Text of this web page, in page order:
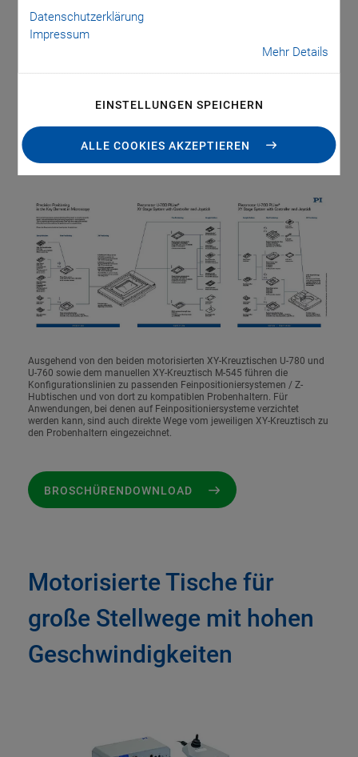
Datenschutzerklärung
Impressum
Mehr Details
EINSTELLUNGEN SPEICHERN
ALLE COOKIES AKZEPTIEREN
Anforderungen zu erfüllen, besteht darin, XY-Kreuztische mit
Feinstpositioniertischen zu kombinieren. Um dies für
möglichst viele Mikroskopstative unterschiedlicher Hersteller
zu ermöglichen, hat PI ein umfangreiches Produktprogramm
Probenhaltern umfasst. Wie die einzelnen Subsysteme
kombiniert werden können, zeigt die neue Systemübersicht
„Microscope Stage Configurator“.
Ausgehend von den beiden motorisierten XY-Kreuztischen U-780 und
U-760 sowie dem manuellen XY-Kreuztisch M-545 führen die
Konfigurationslinien zu passenden Feinpositioniersystemen / Z-
Hubtischen und von dort zu kompatiblen Probenhaltern. Für
Anwendungen, bei denen auf Feinpositioniersysteme verzichtet
werden kann, sind auch direkte Wege vom jeweiligen XY-Kreuztisch zu
den Probenhaltern eingezeichnet.
BROSCHÜRENDOWNLOAD
Motorisierte Tische für
große Stellwege mit hohen
Geschwindigkeiten